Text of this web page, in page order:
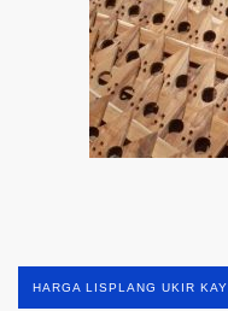
HARGA LISPLANG UKIR